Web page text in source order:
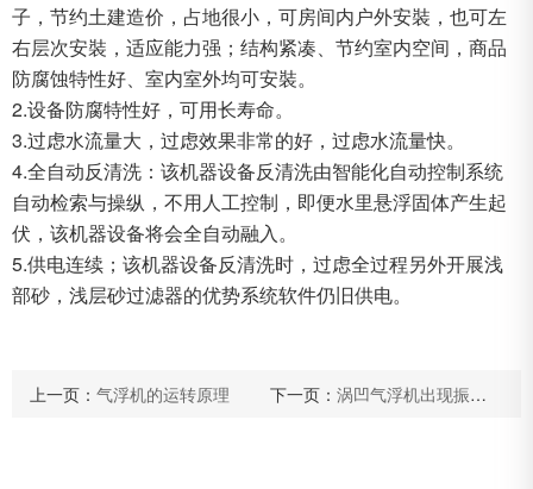
子，节约土建造价，占地很小，可房间内户外安裝，也可左
右层次安裝，适应能力强；结构紧凑、节约室内空间，商品
防腐蚀特性好、室内室外均可安裝。
2.设备防腐特性好，可用长寿命。
3.过虑水流量大，过虑效果非常的好，过虑水流量快。
4.全自动反清洗：该机器设备反清洗由智能化自动控制系统
自动检索与操纵，不用人工控制，即便水里悬浮固体产生起
伏，该机器设备将会全自动融入。
5.供电连续；该机器设备反清洗时，过虑全过程另外开展浅
部砂，浅层砂过滤器的优势系统软件仍旧供电。
上一页： 气浮机的运转原理 下一页：涡凹气浮机出现振动异常的原因及解决办法